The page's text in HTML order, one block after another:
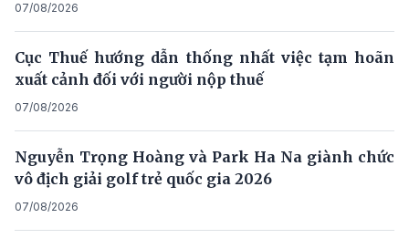
07/08/2026
Cục Thuế hướng dẫn thống nhất việc tạm hoãn
xuất cảnh đối với người nộp thuế
07/08/2026
Nguyễn Trọng Hoàng và Park Ha Na giành chức
vô địch giải golf trẻ quốc gia 2026
07/08/2026